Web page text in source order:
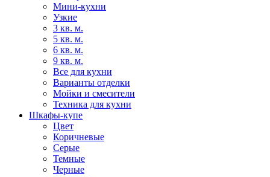
Мини-кухни
Узкие
3 кв. м.
5 кв. м.
6 кв. м.
9 кв. м.
Все для кухни
Варианты отделки
Мойки и смесители
Техника для кухни
Шкафы-купе
Цвет
Коричневые
Серые
Темные
Черные